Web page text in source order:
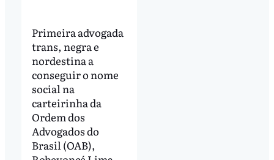
Primeira advogada
trans, negra e
nordestina a
conseguir o nome
social na
carteirinha da
Ordem dos
Advogados do
Brasil (OAB),